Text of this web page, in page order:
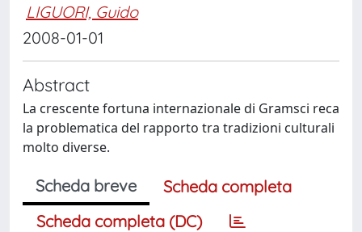
LIGUORI, Guido
2008-01-01
Abstract
La crescente fortuna internazionale di Gramsci reca
la problematica del rapporto tra tradizioni culturali
molto diverse.
Scheda breve
Scheda completa
Scheda completa (DC)